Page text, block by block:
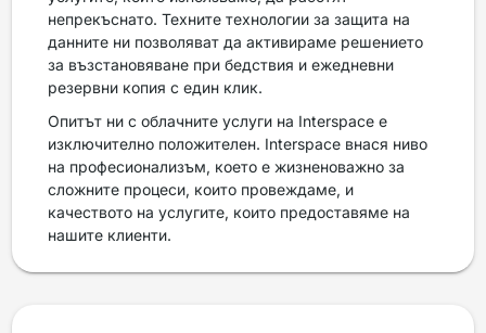
непрекъснато. Техните технологии за защита на
данните ни позволяват да активираме решението
за възстановяване при бедствия и ежедневни
резервни копия с един клик.
Опитът ни с облачните услуги на Interspace е
изключително положителен. Interspace внася ниво
на професионализъм, което е жизненоважно за
сложните процеси, които провеждаме, и
качеството на услугите, които предоставяме на
нашите клиенти.